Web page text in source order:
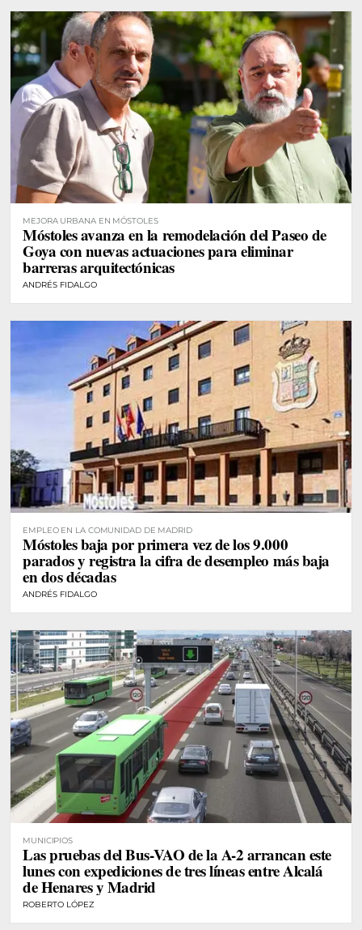
MEJORA URBANA EN MÓSTOLES
Móstoles avanza en la remodelación del Paseo de
Goya con nuevas actuaciones para eliminar
barreras arquitectónicas
ANDRÉS FIDALGO
EMPLEO EN LA COMUNIDAD DE MADRID
Móstoles baja por primera vez de los 9.000
parados y registra la cifra de desempleo más baja
en dos décadas
ANDRÉS FIDALGO
MUNICIPIOS
Las pruebas del Bus-VAO de la A-2 arrancan este
lunes con expediciones de tres líneas entre Alcalá
de Henares y Madrid
ROBERTO LÓPEZ